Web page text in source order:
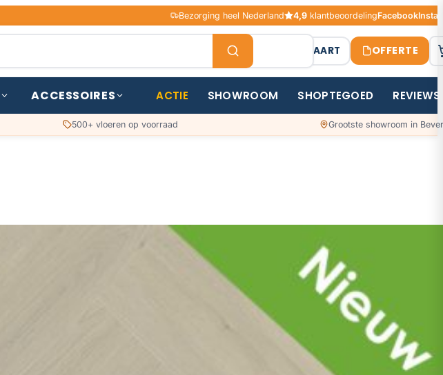
Bezorging heel Nederland 4,9 klantbeoordelingFacebook
STAALKAART OFFERTE
ACCESSOIRES ACTIE SHOWROOM SHOPTEGOED REVIEWS
500+ vloeren op voorraad Grootste showroom in